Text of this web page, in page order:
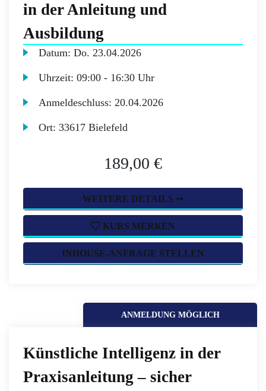
in der Anleitung und
Ausbildung
Datum:Do. 23.04.2026
Uhrzeit:09:00 - 16:30 Uhr
Anmeldeschluss:20.04.2026
Ort:33617 Bielefeld
189,00 €
WEITERE DETAILS ➞
KURS MERKEN
INHOUSE-ANFRAGE STELLEN
ANMELDUNG MÖGLICH
Künstliche Intelligenz in der
Praxisanleitung – sicher